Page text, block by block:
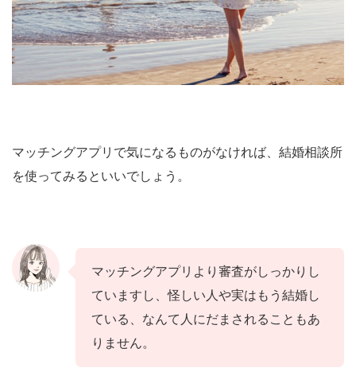
マッチングアプリで気になるものがなければ、結婚相談所
を使ってみるといいでしょう。
マッチングアプリより審査がしっかりし
ていますし、怪しい人や実はもう結婚し
ている、なんて人にだまされることもあ
りません。